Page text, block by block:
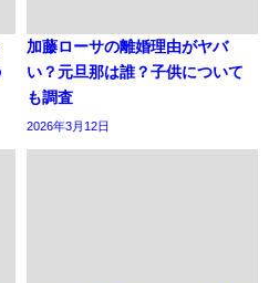
加藤ローサの離婚理由がヤバ
い？元旦那は誰？子供について
も調査
2026年3月12日